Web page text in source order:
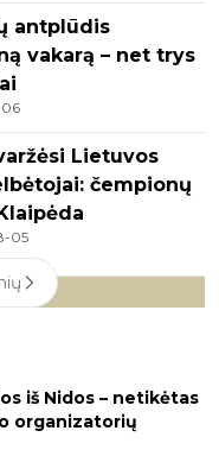
antplūdis
vakarą – net trys
Lietuvos
čempionų
05
iš Nidos – netikėtas
organizatorių